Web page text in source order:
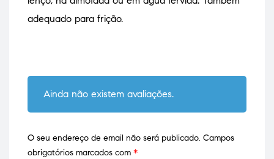
adequado para frição.
Ainda não existem avaliações.
O seu endereço de email não será publicado. Campos
obrigatórios marcados com *